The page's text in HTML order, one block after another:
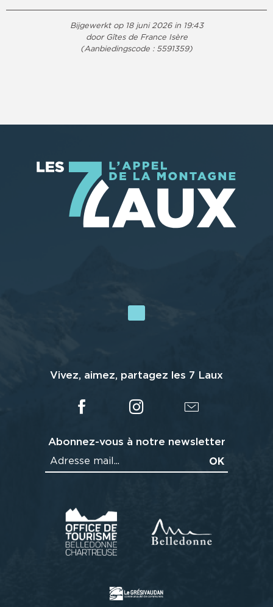
Bijgewerkt op 18 juni 2026 in 19:43
door Gîtes de France Isère
(Aanbiedingscode : 5591359)
Vivez, aimez, partagez les 7 Laux
Abonnez-vous à notre newsletter